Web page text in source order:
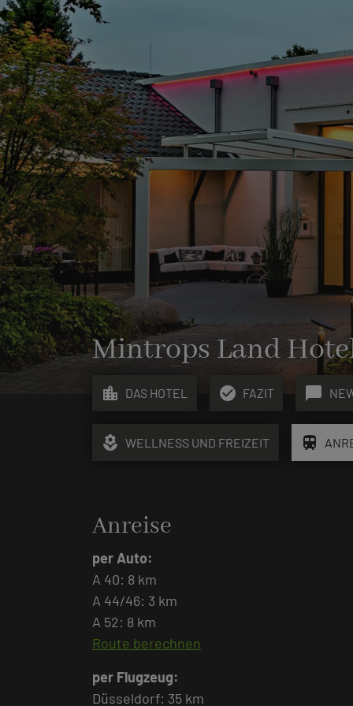
Mintrops Land
location_city DAS HOTEL check_circle FAZIT chat_bubble
local_florist WELLNESS UND FREIZEIT train
Anreise
per Auto:
A 40: 8 km
A 44/46: 3 km
A 52: 8 km
Route berechnen
per Flugzeug:
Düsseldorf: 35 km